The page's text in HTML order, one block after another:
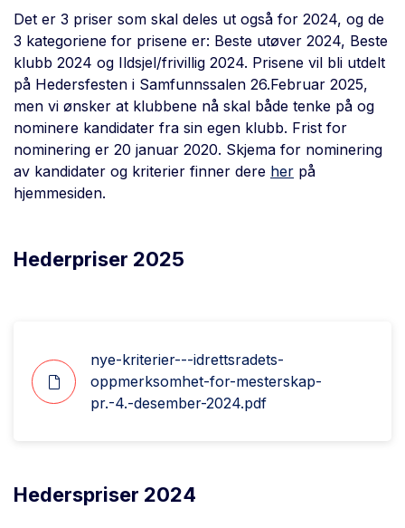
Det er 3 priser som skal deles ut også for 2024, og de
3 kategoriene for prisene er: Beste utøver 2024, Beste
klubb 2024 og Ildsjel/frivillig 2024. Prisene vil bli utdelt
på Hedersfesten i Samfunnssalen 26.Februar 2025,
men vi ønsker at klubbene nå skal både tenke på og
nominere kandidater fra sin egen klubb. Frist for
nominering er 20 januar 2020. Skjema for nominering
av kandidater og kriterier finner dere her på
hjemmesiden.
Hederpriser 2025
nye-kriterier---idrettsradets-
oppmerksomhet-for-mesterskap-
pr.-4.-desember-2024.pdf
Hederspriser 2024